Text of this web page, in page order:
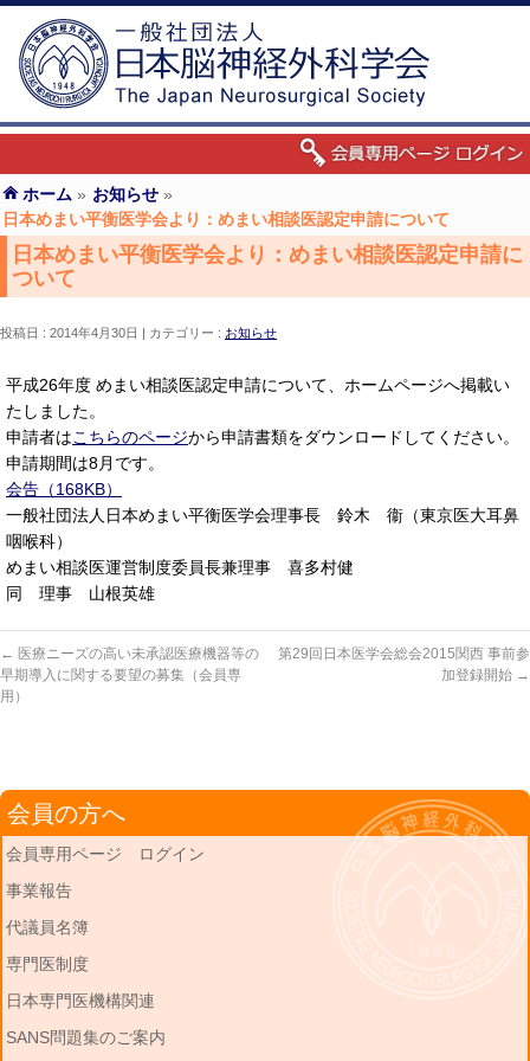
ホーム » お知らせ »
日本めまい平衡医学会より：めまい相談医認定申請について
日本めまい平衡医学会より：めまい相談医認定申請に
ついて
投稿日 : 2014年4月30日 カテゴリー : お知らせ
平成26年度 めまい相談医認定申請について、ホームページへ掲載い
たしました。
申請者はこちらのページから申請書類をダウンロードしてください。
申請期間は8月です。
会告（168KB）
一般社団法人日本めまい平衡医学会理事長 鈴木 衞（東京医大耳鼻
咽喉科）
めまい相談医運営制度委員長兼理事 喜多村健
同 理事 山根英雄
← 医療ニーズの高い未承認医療機器等の
早期導入に関する要望の募集（会員専
用）
第29回日本医学会総会2015関西 事前参
加登録開始 →
会員の方へ
会員専用ページ ログイン
事業報告
代議員名簿
専門医制度
日本専門医機構関連
SANS問題集のご案内